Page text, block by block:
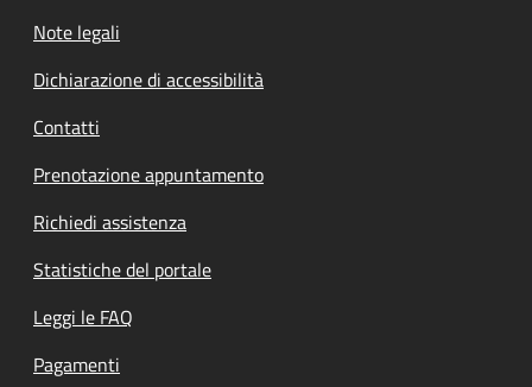
Note legali
Dichiarazione di accessibilità
Contatti
Prenotazione appuntamento
Richiedi assistenza
Statistiche del portale
Leggi le FAQ
Pagamenti